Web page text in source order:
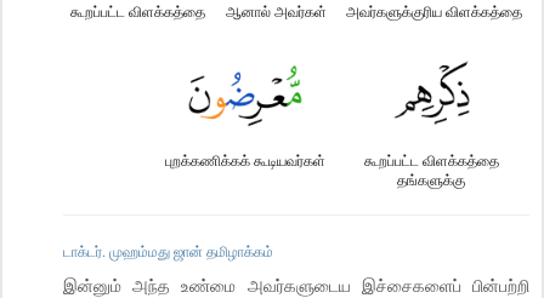
அவர்களுக்குரிய விளக்கத்தை
ஆனால் அவர்கள்
கூறப்பட்ட விளக்கத்தை
கூறப்பட்ட விளக்கத்தை
தங்களுக்கு
புறக்கணிக்கக் கூடியவர்கள்
டாக்டர். முஹம்மது ஜான் தமிழாக்கம்
இன்னும் அந்த உண்மை அவர்களுடைய இச்சைகளைப் பின்பற்றி